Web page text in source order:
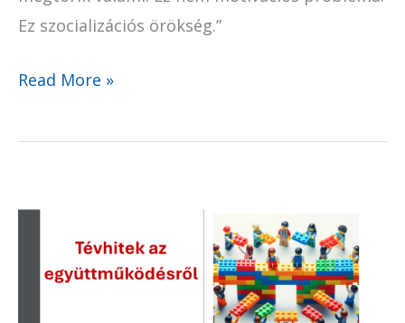
Ez szocializációs örökség.”
Read More »
együttműködés